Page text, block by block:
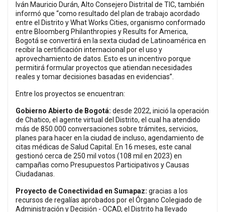
Iván Mauricio Durán, Alto Consejero Distrital de TIC, también
informó que “como resultado del plan de trabajo acordado
entre el Distrito y What Works Cities, organismo conformado
entre Bloomberg Philanthropies y Results for America,
Bogotá se convertirá en la sexta ciudad de Latinoamérica en
recibir la certificación internacional por el uso y
aprovechamiento de datos. Esto es un incentivo porque
permitirá formular proyectos que atiendan necesidades
reales y tomar decisiones basadas en evidencias”.
Entre los proyectos se encuentran:
Gobierno Abierto de Bogotá: desde 2022, inició la operación
de Chatico, el agente virtual del Distrito, el cual ha atendido
más de 850.000 conversaciones sobre trámites, servicios,
planes para hacer en la ciudad de incluso, agendamiento de
citas médicas de Salud Capital. En 16 meses, este canal
gestionó cerca de 250 mil votos (108 mil en 2023) en
campañas como Presupuestos Participativos y Causas
Ciudadanas.
Proyecto de Conectividad en Sumapaz: gracias a los
recursos de regalías aprobados por el Órgano Colegiado de
Administración y Decisión - OCAD, el Distrito ha llevado